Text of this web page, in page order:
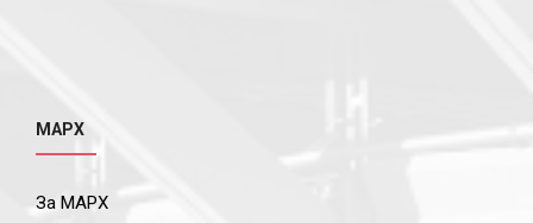
МАРХ
За МАРХ